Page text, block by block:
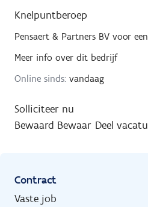
Knelpuntberoep
Pensaert & Partners BV voor
Meer info over dit bedrijf
Online sinds: vandaag
Solliciteer nu
Bewaard Bewaar Deel
Contract
Vaste job